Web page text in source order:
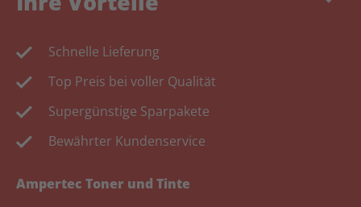
Schnelle Lieferung
Top Preis bei voller Qualität
Supergünstige Sparpakete
Bewährter Kundenservice
Ampertec Toner und Tinte